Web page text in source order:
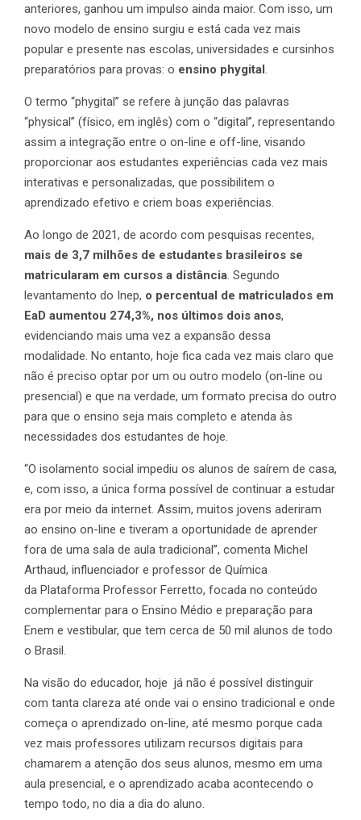
anteriores, ganhou um impulso ainda maior. Com isso, um
novo modelo de ensino surgiu e está cada vez mais
popular e presente nas escolas, universidades e cursinhos
preparatórios para provas: o ensino phygital.
O termo “phygital” se refere à junção das palavras
“physical” (físico, em inglês) com o “digital”, representando
assim a integração entre o on-line e off-line, visando
proporcionar aos estudantes experiências cada vez mais
interativas e personalizadas, que possibilitem o
aprendizado efetivo e criem boas experiências.
Ao longo de 2021, de acordo com pesquisas recentes,
mais de 3,7 milhões de estudantes brasileiros se
matricularam em cursos a distância. Segundo
levantamento do Inep, o percentual de matriculados em
EaD aumentou 274,3%, nos últimos dois anos,
evidenciando mais uma vez a expansão dessa
modalidade. No entanto, hoje fica cada vez mais claro que
não é preciso optar por um ou outro modelo (on-line ou
presencial) e que na verdade, um formato precisa do outro
para que o ensino seja mais completo e atenda às
necessidades dos estudantes de hoje.
“O isolamento social impediu os alunos de saírem de casa,
e, com isso, a única forma possível de continuar a estudar
era por meio da internet. Assim, muitos jovens aderiram
ao ensino on-line e tiveram a oportunidade de aprender
fora de uma sala de aula tradicional”, comenta Michel
Arthaud, influenciador e professor de Química
da Plataforma Professor Ferretto, focada no conteúdo
complementar para o Ensino Médio e preparação para
Enem e vestibular, que tem cerca de 50 mil alunos de todo
o Brasil.
Na visão do educador, hoje já não é possível distinguir
com tanta clareza até onde vai o ensino tradicional e onde
começa o aprendizado on-line, até mesmo porque cada
vez mais professores utilizam recursos digitais para
chamarem a atenção dos seus alunos, mesmo em uma
aula presencial, e o aprendizado acaba acontecendo o
tempo todo, no dia a dia do aluno.